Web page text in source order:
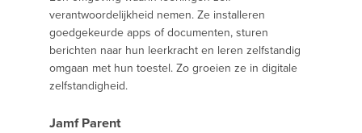
verantwoordelijkheid nemen. Ze installeren
goedgekeurde apps of documenten, sturen
berichten naar hun leerkracht en leren zelfstandig
omgaan met hun toestel. Zo groeien ze in digitale
zelfstandigheid.
Jamf Parent